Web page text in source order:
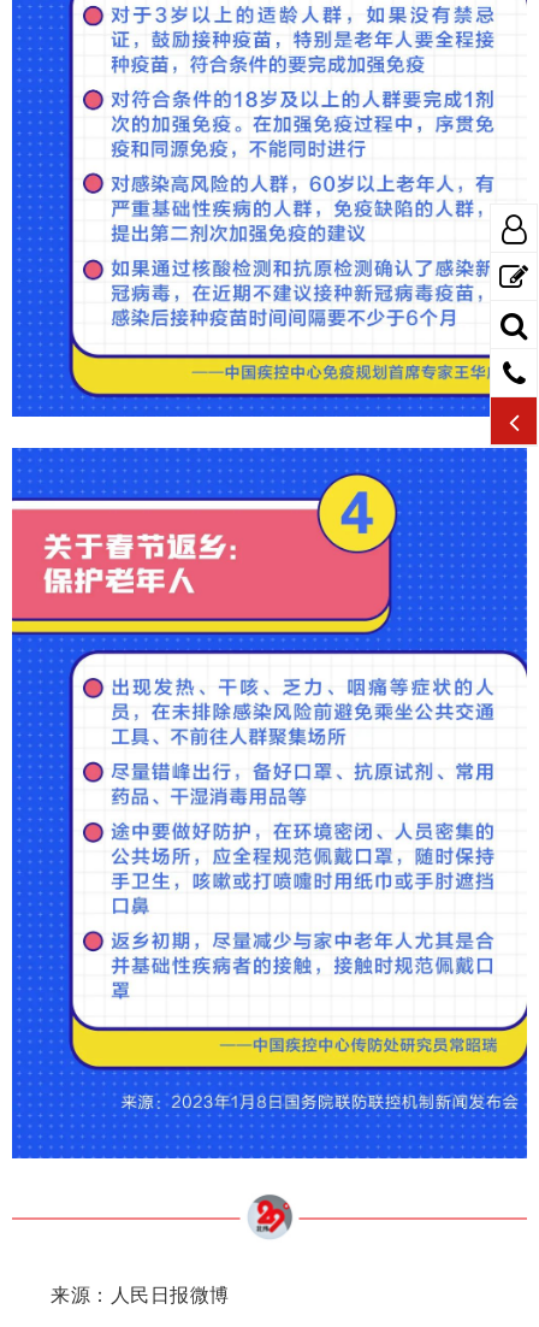
来源：人民日报微博